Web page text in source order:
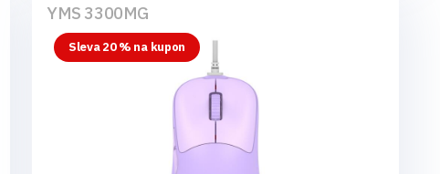
YMS 3300MG
Sleva 20 % na kupon